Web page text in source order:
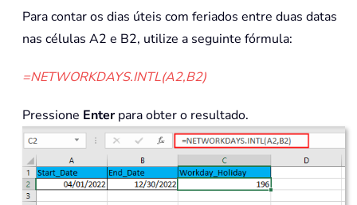
Para contar os dias úteis com feriados entre duas datas
nas células A2 e B2, utilize a seguinte fórmula:
=NETWORKDAYS.INTL(A2,B2)
Pressione Enterpara obter o resultado.